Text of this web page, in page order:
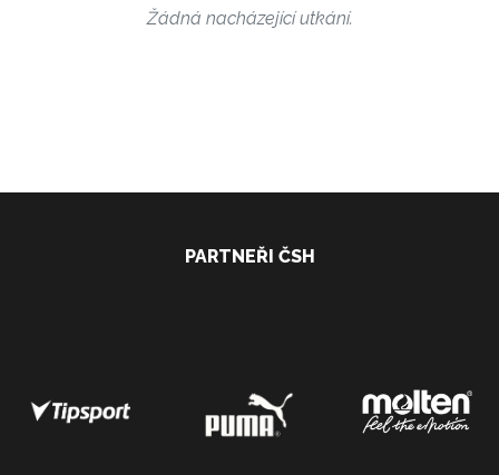
Žádná nacházející utkání.
PARTNEŘI ČSH